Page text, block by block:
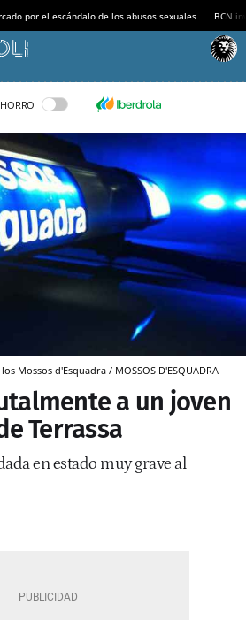
por el escándalo de los abusos sexuales BCN
Mossos d'Esquadra / MOSSOS D'ESQUADRA
a un joven
Terrassa
en estado muy grave al